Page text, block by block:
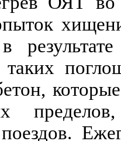
таких
поездов.